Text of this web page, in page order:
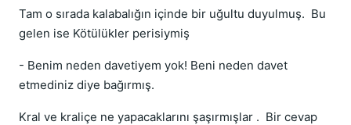
Tam o sırada kalabalığın içinde bir uğultu duyulmuş. Bu
gelen ise Kötülükler perisiymiş
- Benim neden davetiyem yok! Beni neden davet
etmediniz diye bağırmış.
Kral ve kraliçe ne yapacaklarını şaşırmışlar . Bir cevap